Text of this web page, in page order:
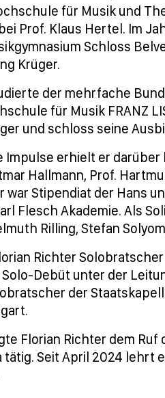
für Musik und
Prof. Klaus Hertel. Im
Schloss
Krüger.
der mehrfache
für Musik FRANZ
und schloss seine
Impulse erhielt er
Hallmann, Prof.
war Stipendiat der Hans
Flesch Akademie. Als
Rilling, Stefan
Richter
Debüt unter der
der
Florian Richter dem
tätig. Seit April 2024 lehrt